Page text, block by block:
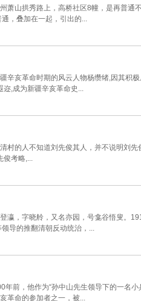
萧山拱秀路上，高桥社区8幢，是再普通
，叠加在一起，引出的...
辛亥革命时期的风云人物杨缵绪,因其积
迩,成为新疆辛亥革命史...
村的人不知道刘先俊其人，并不说明刘
俊考略,...
瀛，字晓舲，又名亦园，号龛谷悟叟。
导的推翻清朝反动统治，...
前，他作为“孙中山先生领导下的一名
革命的参加者之一，被...